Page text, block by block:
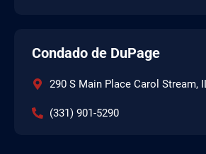
Condado de DuPage
290 S Main Place Carol Stream,
(331) 901-5290